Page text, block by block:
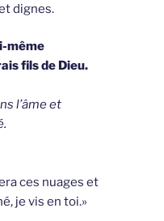
dignes.
même
fils de Dieu.
l’âme et
ces nuages et
je vis en toi.»